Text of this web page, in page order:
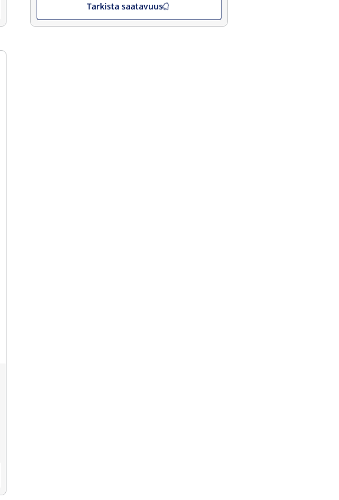
Tarkista saatavuus